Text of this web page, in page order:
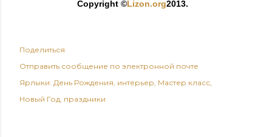
Copyright ©Lizon.org2013.
Поделиться
Отправить сообщение по электронной почте
Ярлыки: День Рождения интерьер Мастер класс
Новый Год праздники